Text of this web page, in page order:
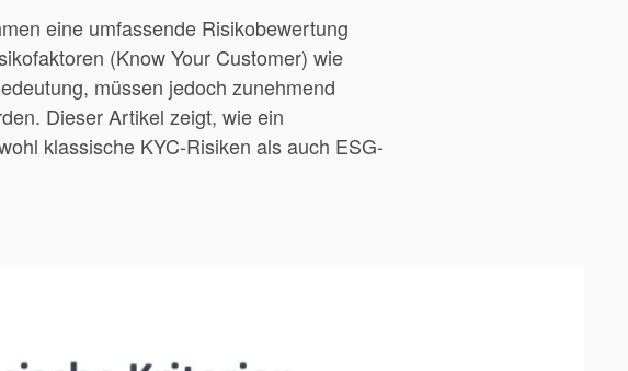
eine umfassende Risikobewertung
(Know Your Customer) wie
müssen jedoch zunehmend
Dieser Artikel zeigt, wie ein
klassische KYC-Risiken als auch ESG-